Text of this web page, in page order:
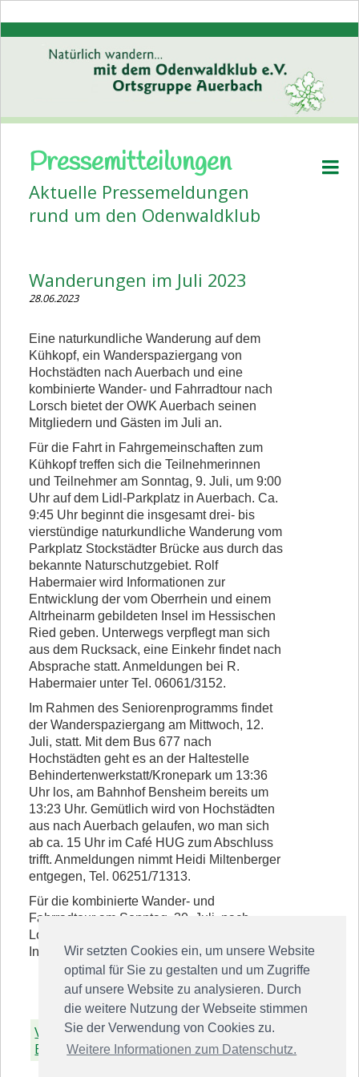
Wir setzten Cookies ein, um unsere Website
optimal für Sie zu gestalten und um Zugriffe
auf unsere Website zu analysieren. Durch
die weitere Nutzung der Webseite stimmen
Sie der Verwendung von Cookies zu.
Weitere Informationen zum Datenschutz.
Startseite
Aktuelles
Pressemitteilungen
Wanderplan
Bildergalerien
Vorstand
Kontakt
Beitrittserklärung
Pressemitteilungen
Aktuelle Pressemeldungen
rund um den Odenwaldklub
Wanderungen im Juli 2023
28.06.2023
Eine naturkundliche Wanderung auf dem
Kühkopf, ein Wanderspaziergang von
Hochstädten nach Auerbach und eine
kombinierte Wander- und Fahrradtour nach
Lorsch bietet der OWK Auerbach seinen
Mitgliedern und Gästen im Juli an.
Für die Fahrt in Fahrgemeinschaften zum
Kühkopf treffen sich die Teilnehmerinnen
und Teilnehmer am Sonntag, 9. Juli, um 9:00
Uhr auf dem Lidl-Parkplatz in Auerbach. Ca.
9:45 Uhr beginnt die insgesamt drei- bis
vierstündige naturkundliche Wanderung vom
Parkplatz Stockstädter Brücke aus durch das
bekannte Naturschutzgebiet. Rolf
Habermaier wird Informationen zur
Entwicklung der vom Oberrhein und einem
Altrheinarm gebildeten Insel im Hessischen
Ried geben. Unterwegs verpflegt man sich
aus dem Rucksack, eine Einkehr findet nach
Absprache statt. Anmeldungen bei R.
Habermaier unter Tel. 06061/3152.
Im Rahmen des Seniorenprogramms findet
der Wanderspaziergang am Mittwoch, 12.
Juli, statt. Mit dem Bus 677 nach
Hochstädten geht es an der Haltestelle
Behindertenwerkstatt/Kronepark um 13:36
Uhr los, am Bahnhof Bensheim bereits um
13:23 Uhr. Gemütlich wird von Hochstädten
aus nach Auerbach gelaufen, wo man sich
ab ca. 15 Uhr im Café HUG zum Abschluss
trifft. Anmeldungen nimmt Heidi Miltenberger
entgegen, Tel. 06251/71313.
Für die kombinierte Wander- und
Fahrradtour am Sonntag, 30. Juli, nach
Lorsch gibt es rechtzeitig weitere
Informationen.
Voriger
Beitrag
Zurück zur
Übersicht
Nächster
Beitrag